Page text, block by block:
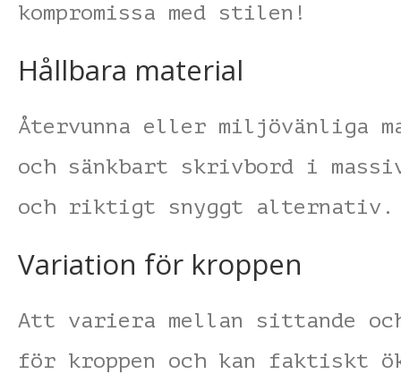
kompromissa med stilen!
Hållbara material
Återvunna eller miljövänliga
och sänkbart skrivbord i
och riktigt snyggt alternativ.
Variation för kroppen
Att variera mellan sittande
för kroppen och kan faktiskt